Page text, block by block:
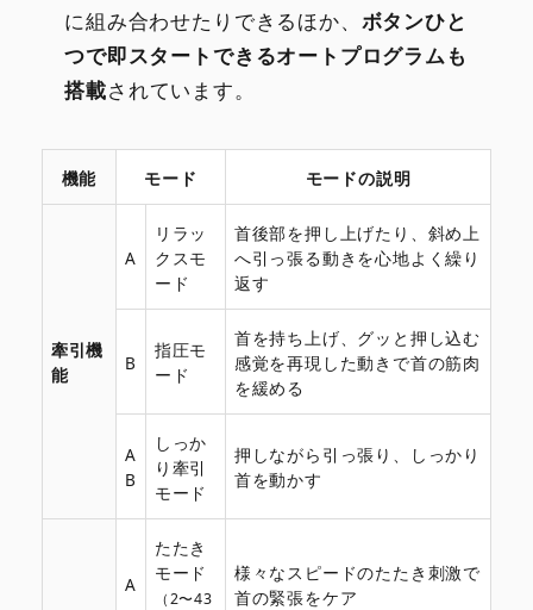
に組み合わせたりできるほか、 ボタンひと
つで即スタートできるオートプログラムも
搭載されています。
機能 モード モードの説明
牽引機
能
A
リラッ
クスモ
ード
首後部を押し上げたり、斜め上
へ引っ張る動きを心地よく繰り
返す
B
指圧モ
ード
首を持ち上げ、グッと押し込む
感覚を再現した動きで首の筋肉
を緩める
A
B
しっか
り牽引
モード
押しながら引っ張り、しっかり
首を動かす
A
たたき
モード
（2〜43
様々なスピードのたたき刺激で
首の緊張をケア